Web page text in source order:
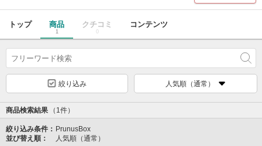
トップ 商品
1
クチコミ
0
コンテンツ
絞り込み 人気順（通常）
商品検索結果 （1件）
絞り込み条件： PrunusBox
並び替え順：
人気順（通常）